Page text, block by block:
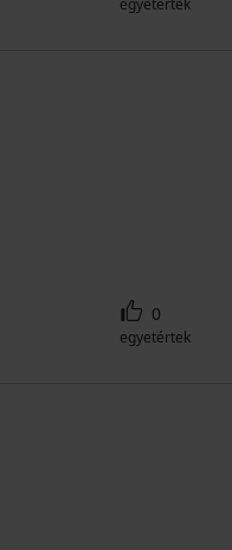
egyetértek
0
egyetértek